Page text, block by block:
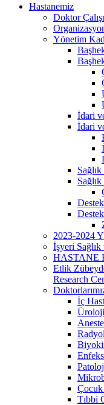
Hastanemiz
Doktor
Yönetim
İdari
İdari
2023-2024
İşyeri
HASTANE
Etlik
Research
İç
Üroloji
Tıbbi